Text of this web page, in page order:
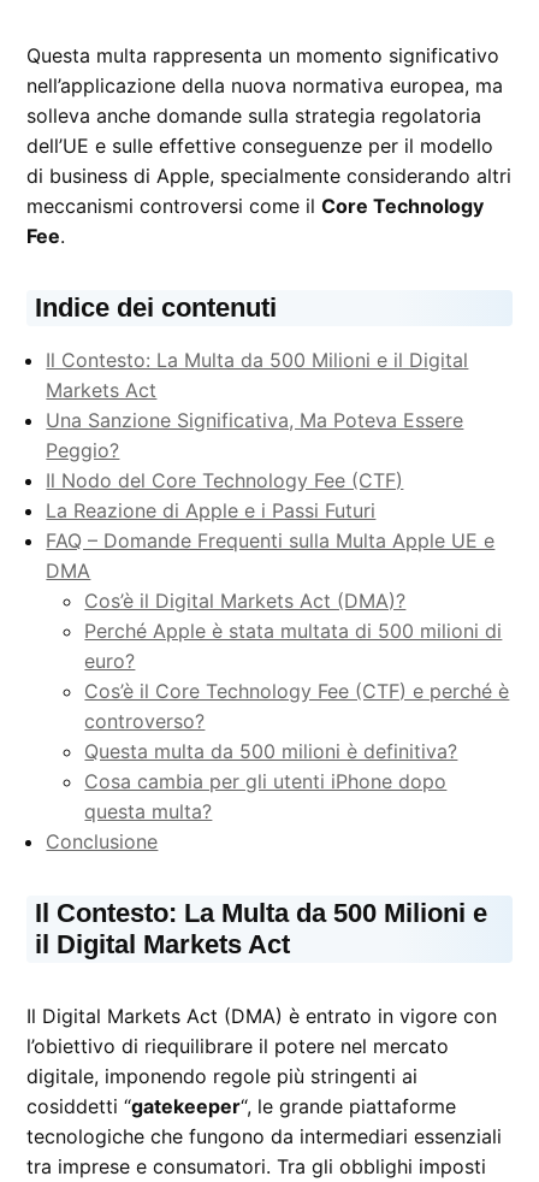
Questa multa rappresenta un momento significativo
nell’applicazione della nuova normativa europea, ma
solleva anche domande sulla strategia regolatoria
dell’UE e sulle effettive conseguenze per il modello
di business di Apple, specialmente considerando altri
meccanismi controversi come ilCore Technology
Fee.
Indice dei contenuti
Il Contesto: La Multa da 500 Milioni e il Digital
Markets Act
Una Sanzione Significativa, Ma Poteva Essere
Peggio?
Il Nodo del Core Technology Fee (CTF)
La Reazione di Apple e i Passi Futuri
FAQ – Domande Frequenti sulla Multa Apple UE e
DMA
Cos’è il Digital Markets Act (DMA)?
Perché Apple è stata multata di 500 milioni di
euro?
Cos’è il Core Technology Fee (CTF) e perché è
controverso?
Questa multa da 500 milioni è definitiva?
Cosa cambia per gli utenti iPhone dopo
questa multa?
Conclusione
Il Contesto: La Multa da 500 Milioni e
il Digital Markets Act
Il Digital Markets Act (DMA) è entrato in vigore con
l’obiettivo di riequilibrare il potere nel mercato
digitale, imponendo regole più stringenti ai
cosiddetti “gatekeeper“, le grande piattaforme
tecnologiche che fungono da intermediari essenziali
tra imprese e consumatori. Tra gli obblighi imposti